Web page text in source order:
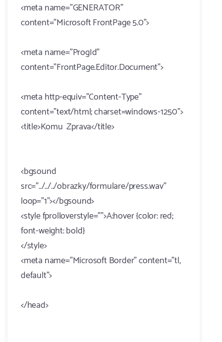
<meta name="GENERATOR"
content="Microsoft FrontPage 5.0">
<meta name="ProgId"
content="FrontPage.Editor.Document">
<meta http-equiv="Content-Type"
content="text/html; charset=windows-1250">
<title>Komu Zprava</title>
<bgsound
src="../../../obrazky/formulare/press.wav"
loop="1"></bgsound>
<style fprolloverstyle="">A:hover {color: red;
font-weight: bold}
</style>
<meta name="Microsoft Border" content="tl,
default">
</head>